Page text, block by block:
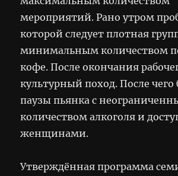
мероприятий. Рано утром
которой следует плотная
минимальным количеством
кофе. После окончания
культурный поход. После чего
паузы пьянка с
количеством алкоголя и
женщинами.
Утверждённая программа